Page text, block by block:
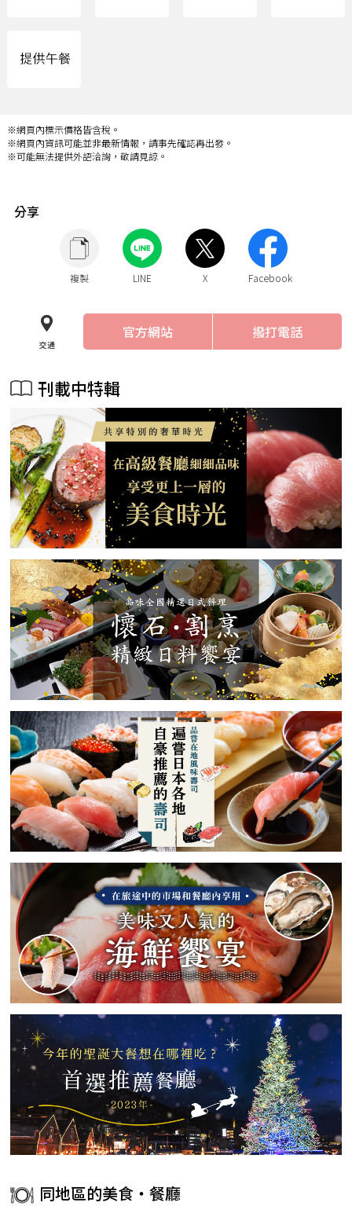
※網頁內標示價格皆含稅。
※網頁內資訊可能並非最新情報，請事先確認再出發。
※可能無法提供外語洽詢，敬請見諒。
分享
複製 LINE X Facebook
交通
官方網站 撥打電話
刊載中特輯
同地區的美食・餐廳